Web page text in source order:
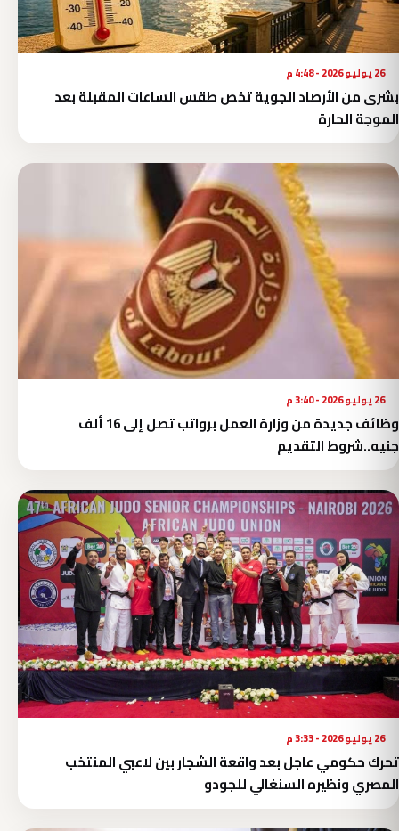
26 يوليو 2026 - 4:48 م
بشرى من الأرصاد الجوية تخص طقس الساعات المقبلة بعد
الموجة الحارة
26 يوليو 2026 - 3:40 م
وظائف جديدة من وزارة العمل برواتب تصل إلى 16 ألف
جنيه..شروط التقديم
26 يوليو 2026 - 3:33 م
تحرك حكومي عاجل بعد واقعة الشجار بين لاعبي المنتخب
المصري ونظيره السنغالي للجودو